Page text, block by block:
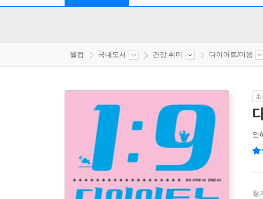
웰컴 국내도서 건강 취미 다이어트/미용
안
정